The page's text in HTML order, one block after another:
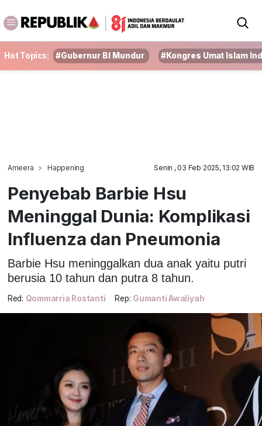
Hot Topics: #Gubernur BI Mundur #Kongres Umat Islam
Ameera Happening Senin , 03 Feb 2025, 13:02 WIB
Penyebab Barbie Hsu
Meninggal Dunia: Komplikasi
Influenza dan Pneumonia
Barbie Hsu meninggalkan dua anak yaitu putri
berusia 10 tahun dan putra 8 tahun.
Red: Qommarria Rostanti Rep: Gumanti Awaliyah